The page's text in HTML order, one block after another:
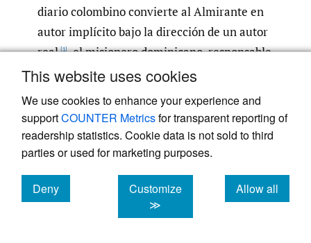
This website uses cookies
We use cookies to enhance your experience and
supportCOUNTER Metricsfor transparent reporting of
readership statistics. Cookie data is not sold to third
parties or used for marketing purposes.
Deny
cookies
Customize
≫
Allow all
cookies
diario colombino convierte al Almirante en
autor implícito bajo la dirección de un autor
real [1], el misionero dominicano, responsable
final de un discurso vertebrado artificial y
editoriales.
Santaella y las Casas cumplen su cometido
envoltorio nuevo y colocárselo al lector con
un discurso que no existía en el original. El